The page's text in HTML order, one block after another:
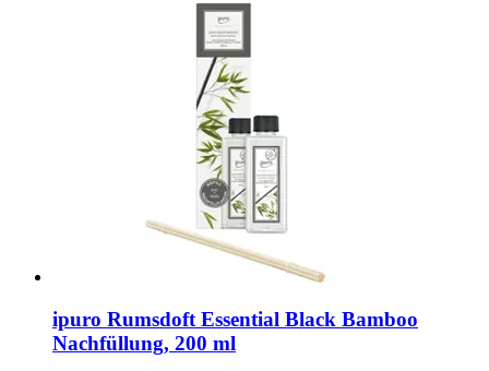
ipuro Rumsdoft Essential Black Bamboo
Nachfüllung, 200 ml